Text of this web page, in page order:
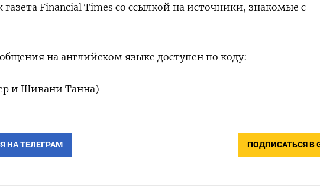
газета Financial Times со ссылкой на источники, знакомые с
на английском языке доступен по коду:
и Шивани Танна)
НА ТЕЛЕГРАМ ПОДПИСАТЬСЯ В